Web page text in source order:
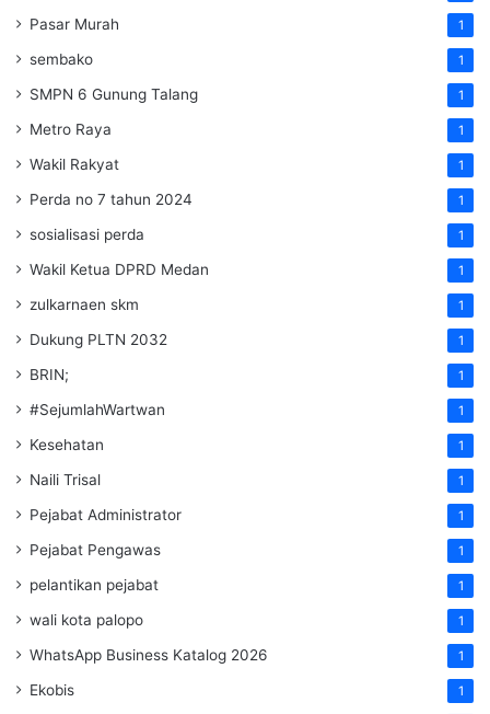
Pasar Murah 1
sembako 1
SMPN 6 Gunung Talang 1
Metro Raya 1
Wakil Rakyat 1
Perda no 7 tahun 2024 1
sosialisasi perda 1
Wakil Ketua DPRD Medan 1
zulkarnaen skm 1
Dukung PLTN 2032 1
BRIN; 1
#SejumlahWartwan 1
Kesehatan 1
Naili Trisal 1
Pejabat Administrator 1
Pejabat Pengawas 1
pelantikan pejabat 1
wali kota palopo 1
WhatsApp Business Katalog 2026 1
Ekobis 1